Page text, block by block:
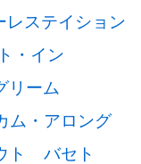
レステイション
・イン
リーム
ム・アロング
ト
バセト